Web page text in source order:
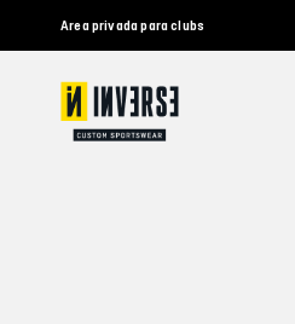
Area privada para clubs